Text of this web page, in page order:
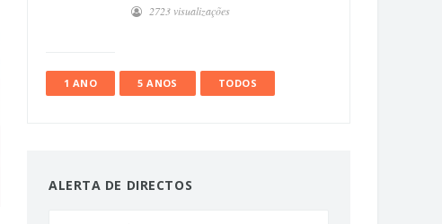
2723 visualizações
1 ANO 5 ANOS TODOS
ALERTA DE DIRECTOS